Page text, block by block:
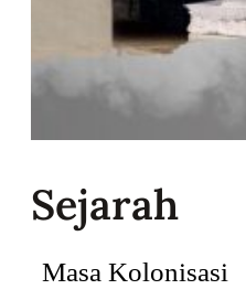
Sejarah
Masa Kolonisasi